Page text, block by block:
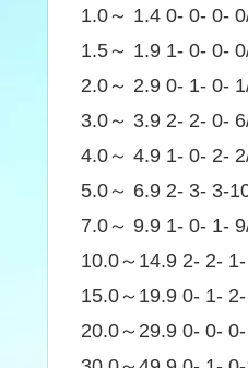
1.0～ 1.4 0- 0- 0-
1.5～ 1.9 1- 0- 0-
2.0～ 2.9 0- 1- 0-
3.0～ 3.9 2- 2- 0-
4.0～ 4.9 1- 0- 2-
5.0～ 6.9 2- 3- 3-
7.0～ 9.9 1- 0- 1-
10.0～14.9 2- 2-
15.0～19.9 0- 1-
20.0～29.9 0- 0-